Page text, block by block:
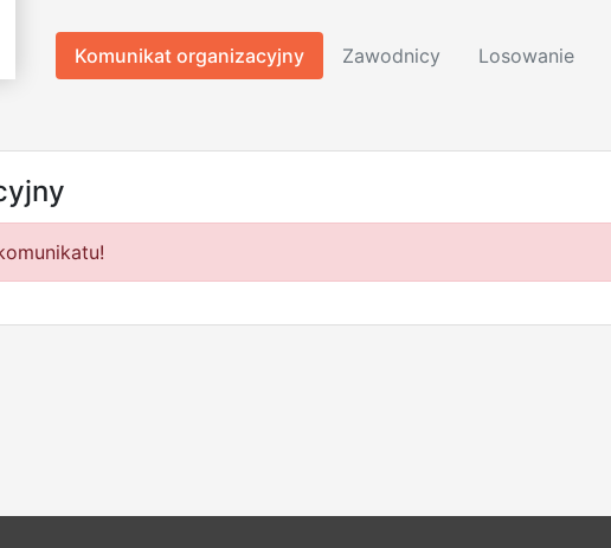
Komunikat organizacyjny Zawodnicy Losowanie